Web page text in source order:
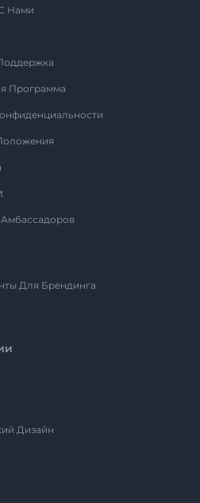
Нами
Программа
Для Брендинга
Дизайн